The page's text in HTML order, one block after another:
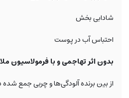
شادابی بخش
احتباس آب در پوست
بدون اثر تهاجمی و با فرمولاسیون
از بین برنده آلودگی‌ها و چربی جمع شده